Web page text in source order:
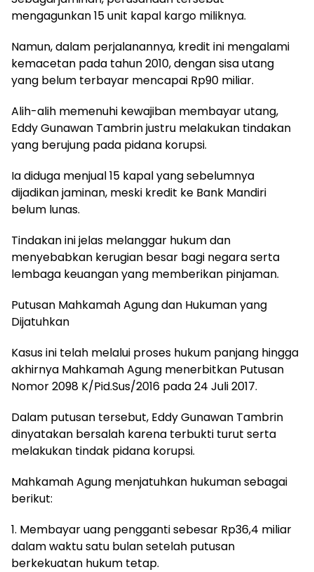
mengagunkan 15 unit kapal kargo miliknya.
Namun, dalam perjalanannya, kredit ini mengalami
kemacetan pada tahun 2010, dengan sisa utang
yang belum terbayar mencapai Rp90 miliar.
Alih-alih memenuhi kewajiban membayar utang,
Eddy Gunawan Tambrin justru melakukan tindakan
yang berujung pada pidana korupsi.
Ia diduga menjual 15 kapal yang sebelumnya
dijadikan jaminan, meski kredit ke Bank Mandiri
belum lunas.
Tindakan ini jelas melanggar hukum dan
menyebabkan kerugian besar bagi negara serta
lembaga keuangan yang memberikan pinjaman.
Putusan Mahkamah Agung dan Hukuman yang
Dijatuhkan
Kasus ini telah melalui proses hukum panjang hingga
akhirnya Mahkamah Agung menerbitkan Putusan
Nomor 2098 K/Pid.Sus/2016 pada 24 Juli 2017.
Dalam putusan tersebut, Eddy Gunawan Tambrin
dinyatakan bersalah karena terbukti turut serta
melakukan tindak pidana korupsi.
Mahkamah Agung menjatuhkan hukuman sebagai
berikut:
1. Membayar uang pengganti sebesar Rp36,4 miliar
dalam waktu satu bulan setelah putusan
berkekuatan hukum tetap.